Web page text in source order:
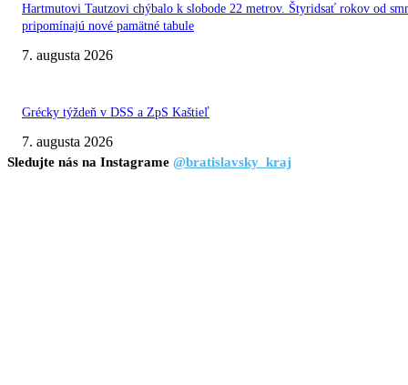
Hartmutovi Tautzovi chýbalo k slobode 22 metrov. Štyridsať rokov od
pripomínajú nové pamätné tabule
7. augusta 2026
Grécky týždeň v DSS a ZpS Kaštieľ
7. augusta 2026
Sledujte nás na Instagrame @bratislavsky_kraj